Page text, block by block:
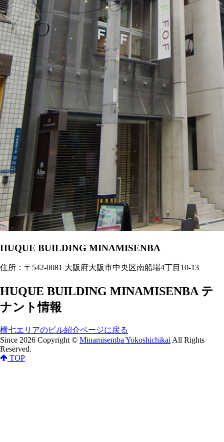
HUQUE BUILDING MINAMISENBA
住所：〒542-0081 大阪府大阪市中央区南船場4丁目10-13
HUQUE BUILDING MINAMISENBA テ
ナント情報
横七エリアのビル紹介ページに戻る
Since 2026 Copyright © Minamisemba Yokoshichikai All Rights
Reserved.
TOP